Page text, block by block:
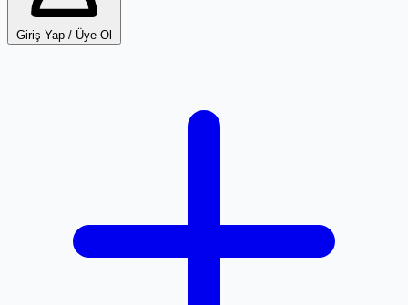
Giriş Yap / Üye Ol